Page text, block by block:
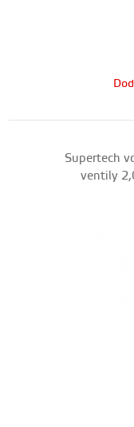
Supertech
ventily